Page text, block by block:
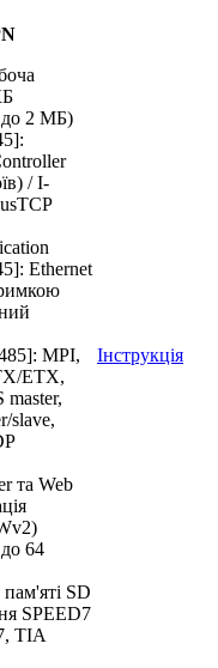
до 2 МБ)
/ I-
Ethernet
MPI,
ETX,
master,
slave,
та Web
64
SD
SPEED7
TIA
Інструкція